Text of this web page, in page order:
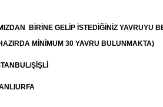
BİRİNE GELİP İSTEDİĞİNİZ YAVRUYU
MİNİMUM 30 YAVRU BULUNMAKTA)
ŞİŞLİ